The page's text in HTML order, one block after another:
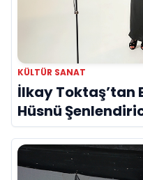
KÜLTÜR SANAT
İlkay Toktaş’tan
Hüsnü
duygusal bir aşk
Gibi”